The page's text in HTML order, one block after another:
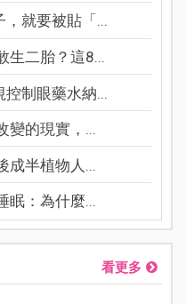
就要被貼「...
生二胎？這8...
制眼藥水納...
變的現實，...
成半植物人...
眠：為什麼...
看更多